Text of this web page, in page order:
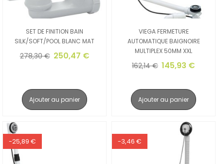
SET DE FINITION BAIN
SILK/SOFT/POOL BLANC MAT
278,30 € 250,47 €
Ajouter au panier
VIEGA FERMETURE
AUTOMATIQUE BAIGNOIRE
MULTIPLEX 50MM XXL
162,14 € 145,93 €
Ajouter au panier
-25,89 € -3,46 €